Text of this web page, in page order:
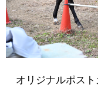
オリジナルポスト